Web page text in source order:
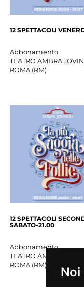
Noi
12 SPETTACOLI
Abbonamento
TEATRO AMBRA
ROMA (RM)
12 SPETTACOLI
SABATO-21.00
Abbonamento
TEATRO AMBRA
ROMA (RM)